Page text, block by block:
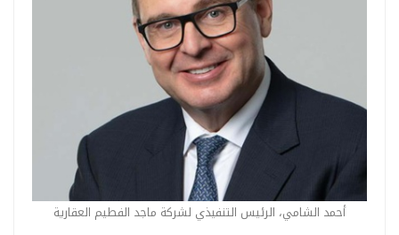
أحمد الشامي، الرئيس التنفيذي لشركة ماجد الفطيم العقارية